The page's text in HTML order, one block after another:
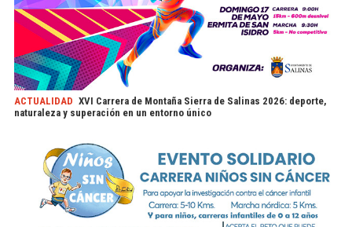
ACTUALIDAD XVI Carrera de Montaña Sierra de Salinas 2026: deporte,
naturaleza y superación en un entorno único